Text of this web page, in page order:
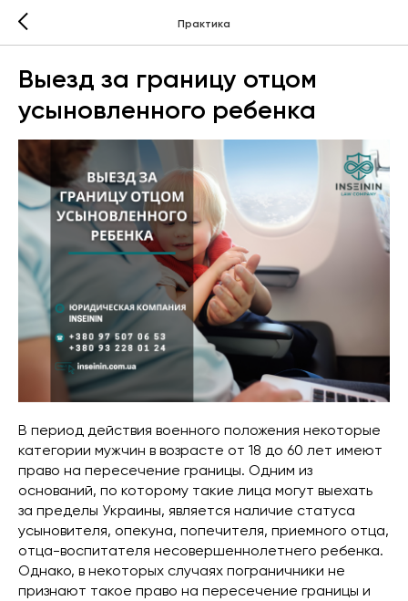
Практика
Выезд за границу отцом
усыновленного ребенка
В период действия военного положения некоторые
категории мужчин в возрасте от 18 до 60 лет имеют
право на пересечение границы. Одним из
оснований, по которому такие лица могут выехать
за пределы Украины, является наличие статуса
усыновителя, опекуна, попечителя, приемного отца,
отца-воспитателя несовершеннолетнего ребенка.
Однако, в некоторых случаях пограничники не
признают такое право на пересечение границы и